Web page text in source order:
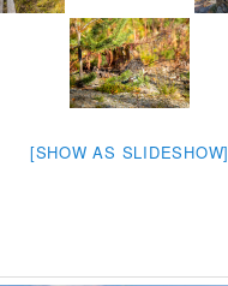
[SHOW AS SLIDESHOW]